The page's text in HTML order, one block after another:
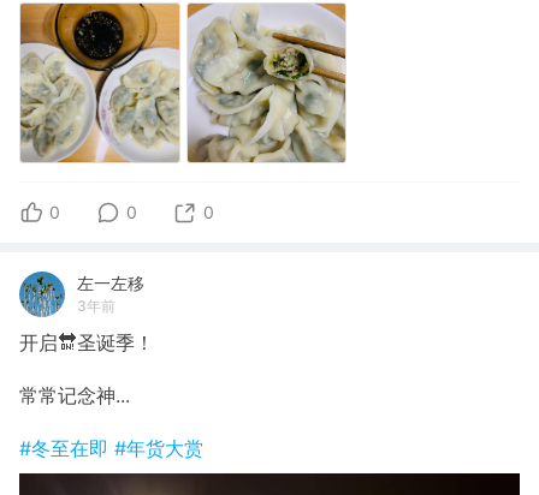
0 0 0
左一左移
3年前
开启🔛圣诞季！
常常记念神...
#冬至在即 #年货大赏